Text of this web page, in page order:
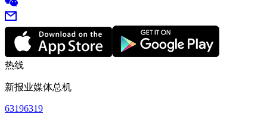
热线
新报业媒体总机
63196319